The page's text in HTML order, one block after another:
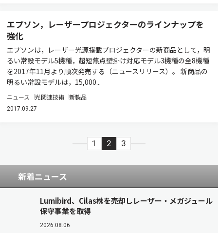
エプソン，レーザープロジェクターのラインナップを
強化
エプソンは，レーザー光源搭載プロジェクターの新商品として，明
るい常設モデル5機種，超短焦点壁掛け対応モデル3機種の全8機種
を2017年11月より順次発売する（ニュースリリース）。 新商品の
明るい常設モデルは，15,000...
ニュース 光関連技術 新製品
2017.09.27
1 2 3
新着ニュース
Lumibird、Cilas株を売却しレーザー・メガジュール
保守事業を取得
2026.08.06